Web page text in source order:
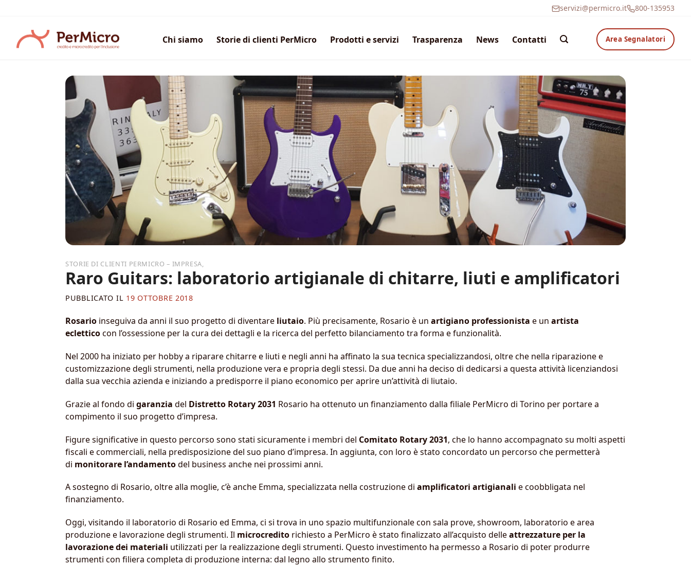
contenuti
servizi@permicro.it 800-135953
Chi siamo Storie di clienti PerMicro Prodotti e servizi Trasparenza News Contatti Area Segnalatori
,
Raro Guitars: laboratorio artigianale di chitarre, liuti e amplificatori
PUBBLICATO IL 19 OTTOBRE 2018
Rosario inseguiva da anni il suo progetto di diventare liutaio. Più precisamente, Rosario è un artigiano professionista e un artista
ecletticocon l’ossessione per la cura dei dettagli e la ricerca del perfetto bilanciamento tra forma e funzionalità.
Nel 2000 ha iniziato per hobby a riparare chitarre e liuti e negli anni ha affinato la sua tecnica specializzandosi, oltre che nella riparazione e
customizzazione degli strumenti, nella produzione vera e propria degli stessi. Da due anni ha deciso di dedicarsi a questa attività licenziandosi
dalla sua vecchia azienda e iniziando a predisporre il piano economico per aprire un’attività di liutaio.
Grazie al fondo di garanzia del Distretto Rotary 2031 Rosario ha ottenuto un finanziamento dalla filiale PerMicro di Torino per portare a
compimento il suo progetto d’impresa.
Figure significative in questo percorso sono stati sicuramente i membri del Comitato Rotary 2031, che lo hanno accompagnato su molti aspetti
fiscali e commerciali, nella predisposizione del suo piano d’impresa. In aggiunta, con loro è stato concordato un percorso che permetterà
di monitorare l’andamentodel business anche nei prossimi anni.
A sostegno di Rosario, oltre alla moglie, c’è anche Emma, specializzata nella costruzione di amplificatori artigianali e coobbligata nel
finanziamento.
Oggi, visitando il laboratorio di Rosario ed Emma, ci si trova in uno spazio multifunzionale con sala prove, showroom, laboratorio e area
produzione e lavorazione degli strumenti. Il microcredito richiesto a PerMicro è stato finalizzato all’acquisto delleattrezzature per la
lavorazione dei materiali utilizzati per la realizzazione degli strumenti. Questo investimento ha permesso a Rosario di poter produrre
strumenti con filiera completa di produzione interna: dal legno allo strumento finito.